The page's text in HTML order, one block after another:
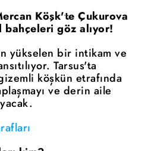
Köşk'te Çukurova
göz alıyor!
yükselen bir intikam ve
Tarsus'ta
köşkün etrafında
ve derin aile